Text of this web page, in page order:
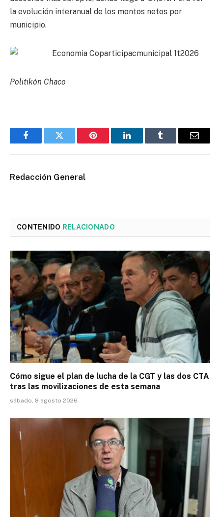
la evolución interanual de los montos netos por
municipio.
Politikón Chaco
FacebookTwitter Pinterest LinkedInTumblr Email
Redacción General
CONTENIDO RELACIONADO
Cómo sigue el plan de lucha de la CGT y las dos CTA
tras las movilizaciones de esta semana
sábado, 8 agosto 2026